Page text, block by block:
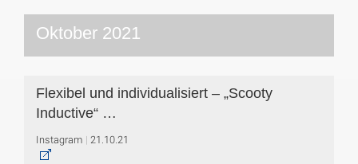
Oktober 2021
Flexibel und individualisiert – „Scooty
Inductive“ …
Instagram 21.10.21